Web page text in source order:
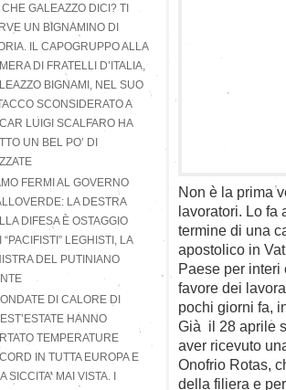
Non è la prima
lavoratori. Lo fa
termine di una
apostolico in
Paese per interi
favore dei
pochi giorni fa,
Già il 28 aprile
aver ricevuto
Onofrio Rotas,
della filiera e
CHE GALEAZZO DICI? TI
UN BIGNAMINO DI
IL CAPOGRUPPO ALLA
DI FRATELLI D’ITALIA,
BIGNAMI, NEL SUO
SCONSIDERATO A
LUIGI SCALFARO HA
UN BEL PO’ DI
FERMI AL GOVERNO
LA DESTRA
DIFESA È OSTAGGIO
“PACIFISTI” LEGHISTI, LA
DEL PUTINIANO
DI CALORE DI
HANNO
TEMPERATURE
IN TUTTA EUROPA E
SICCITA’ MAI VISTA. I